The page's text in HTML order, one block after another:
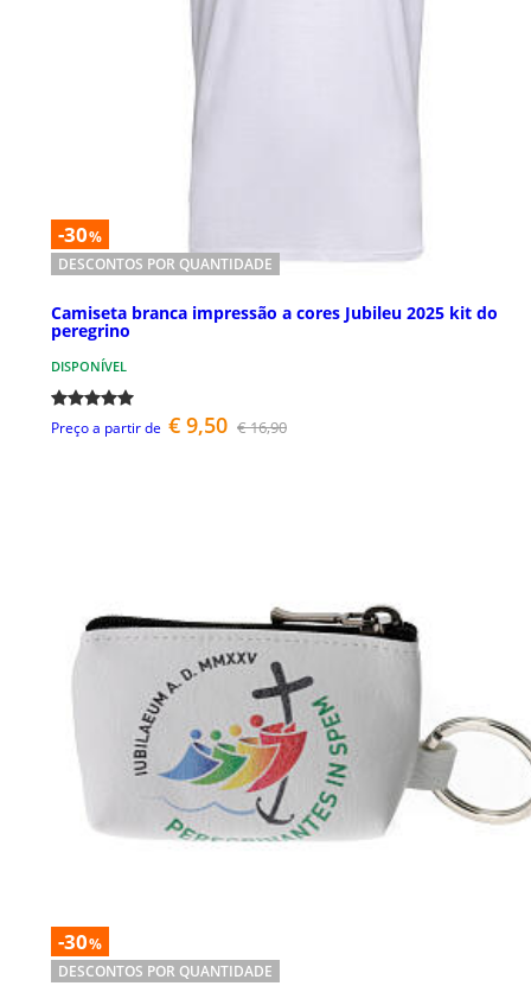
-30%
DESCONTOS POR QUANTIDADE
Camiseta branca impressão a cores Jubileu 2025 kit do
peregrino
DISPONÍVEL
Preço a partir de € 9,50 € 16,90
-30%
DESCONTOS POR QUANTIDADE